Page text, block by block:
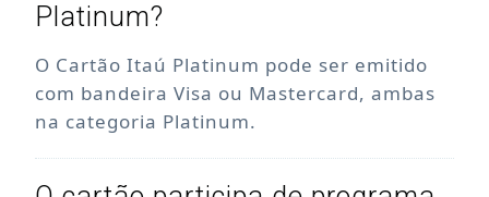
Platinum?
O Cartão Itaú Platinum pode ser emitido
com bandeira Visa ou Mastercard, ambas
na categoria Platinum.